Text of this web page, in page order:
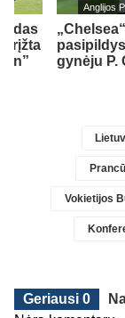
Anglijos
gynėju P.
Vokietijos
Geriausi 0